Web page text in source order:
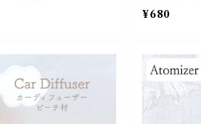
量が分かる フレグラン
高級 大人 携帯 持ち
ド ギフト プレゼント アー
画 画廊 ギャラリー 作
ポスト印象派 おしゃ
プレー ボト
フレグラン
ト 手作り
ゼント ア
ャラリー
象派 おしゃれ
¥680